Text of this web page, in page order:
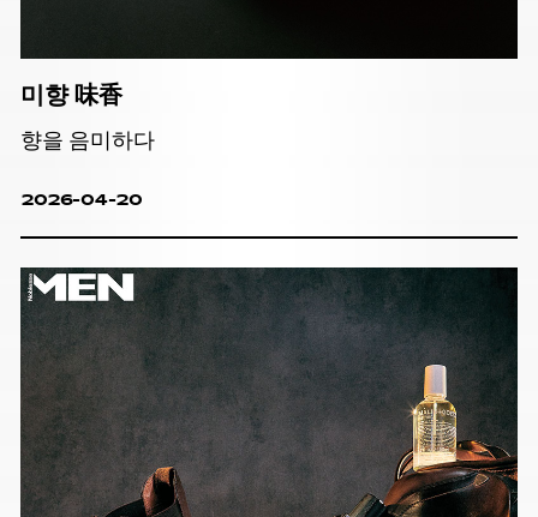
미향 味香
향을 음미하다
2026-04-20